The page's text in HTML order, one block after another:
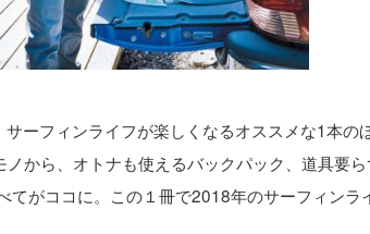
ーフィンライフが楽しくなるオススメな1本の
から、オトナも使えるバックパック、道具要
てがココに。この１冊で2018年のサーフィンラ